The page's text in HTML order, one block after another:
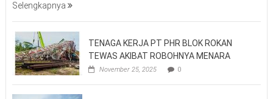
Selengkapnya
TENAGA KERJA PT PHR BLOK ROKAN
TEWAS AKIBAT ROBOHNYA MENARA
November 25, 2025 0